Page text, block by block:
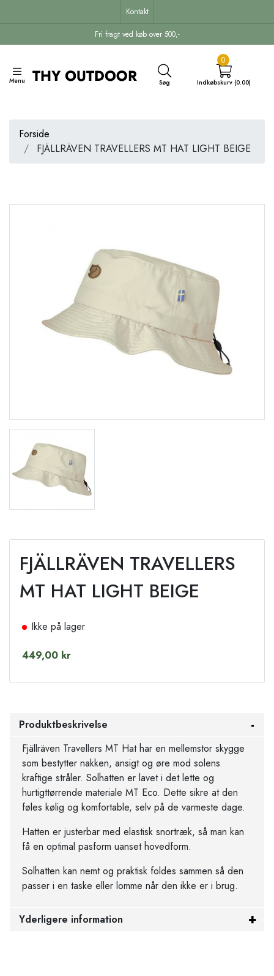
Fri fragt ved køb over 500,-
Kontakt
Menu Søg
0
Indkøbskurv (0.00)
Forside
FJÄLLRÄVEN TRAVELLERS MT HAT LIGHT BEIGE
FJÄLLRÄVEN TRAVELLERS
MT HAT LIGHT BEIGE
Ikke på lager
449,00 kr
Produktbeskrivelse
Fjällräven Travellers MT Hat har en mellemstor skygge
som bestytter nakken, ansigt og øre mod solens
kraftige stråler. Solhatten er lavet i det lette og
hurtigttørrende materiale MT Eco. Dette sikre at den
føles kølig og komfortable, selv på de varmeste dage.
Hatten er justerbar med elastisk snortræk, så man kan
få en optimal pasform uanset hovedform.
Solhatten kan nemt og praktisk foldes sammen så den
passer i en taske eller lomme når den ikke er i brug.
Yderligere information